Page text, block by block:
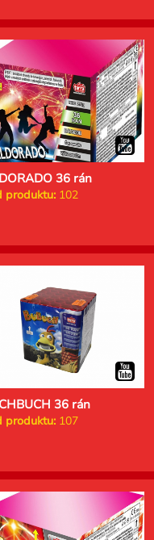
36 rán
produktu:102
36 rán
produktu:107